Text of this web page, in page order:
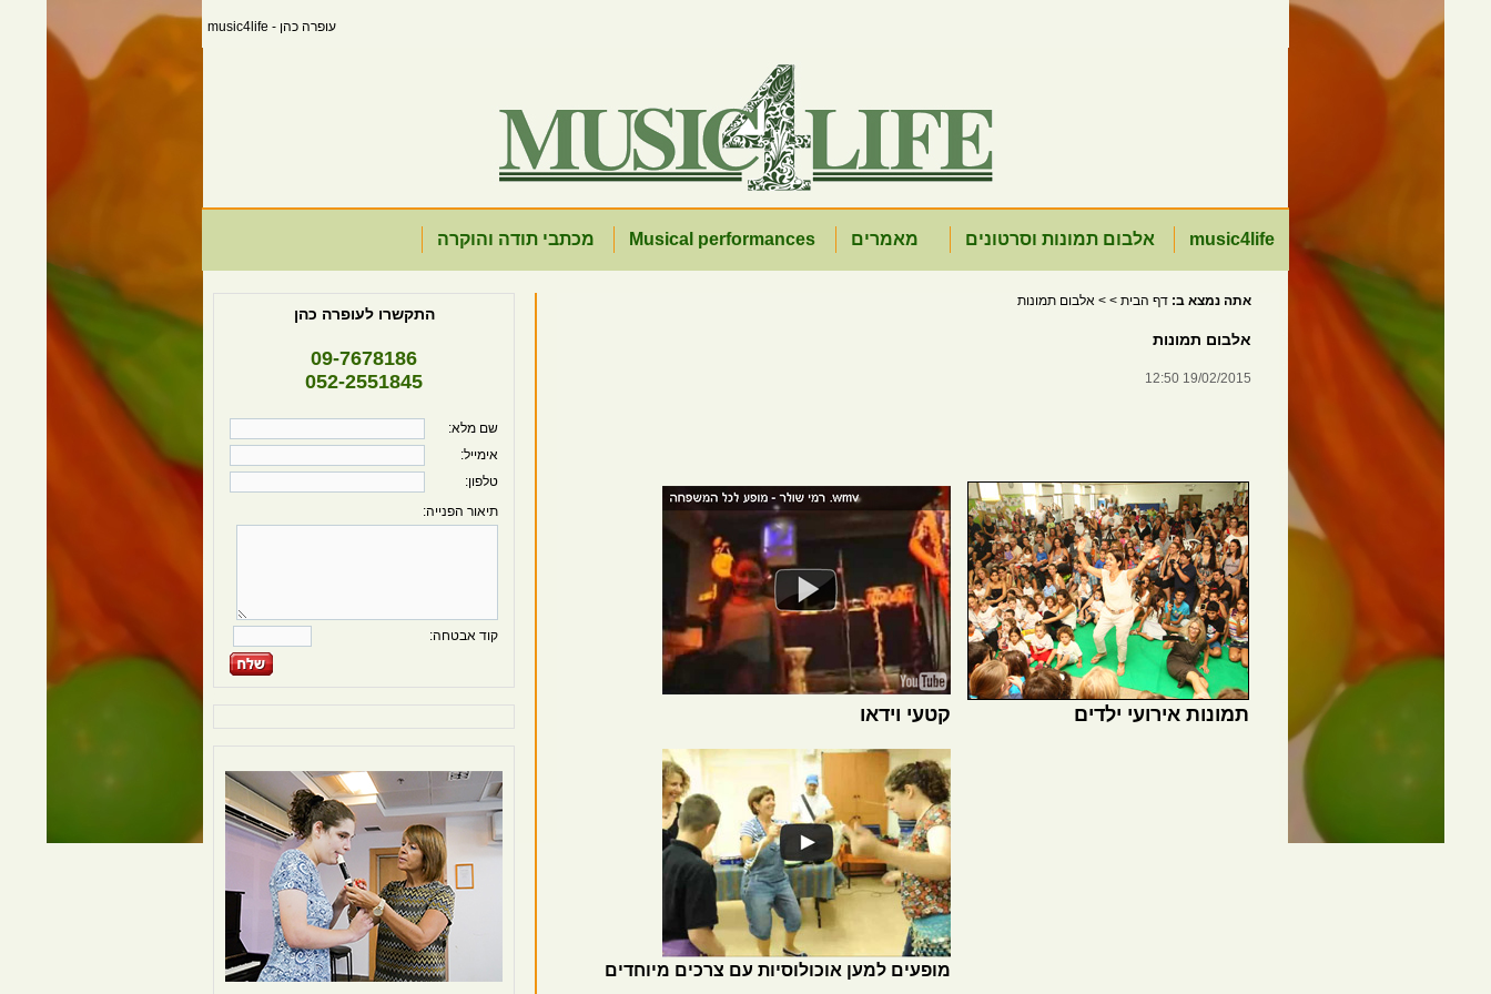
עופרה כהן - music4life
music4life אלבום תמונות וסרטונים מאמרים Musical performances מכתבי תודה והוקרה
אתה נמצא ב: דף הבית >> אלבום תמונות
אלבום תמונות
19/02/2015 12:50
תמונות אירועי ילדים קטעי וידאו
מופעים למען אוכולוסיות עם צרכים מיוחדים
התקשרו לעופרה כהן
09-7678186
052-2551845
שם מלא:
אימייל:
טלפון:
תיאור הפנייה:
קוד אבטחה: